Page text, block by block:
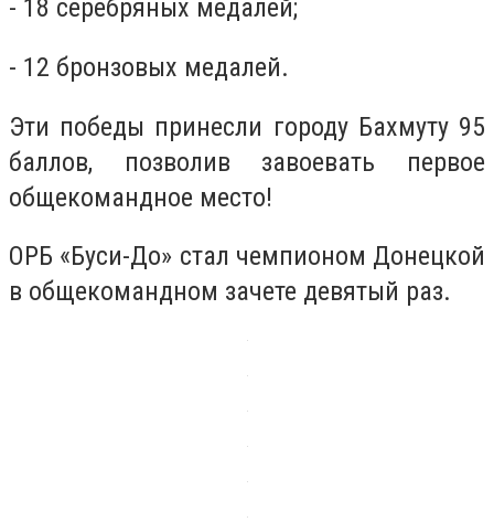
- 18 серебряных медалей;
- 12 бронзовых медалей.
Эти победы принесли городу Бахмуту 95
баллов, позволив завоевать первое
общекомандное место!
ОРБ «Буси-До» стал чемпионом Донецкой
в общекомандном зачете девятый раз.